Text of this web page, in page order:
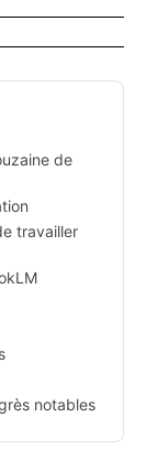
de
travailler
notables